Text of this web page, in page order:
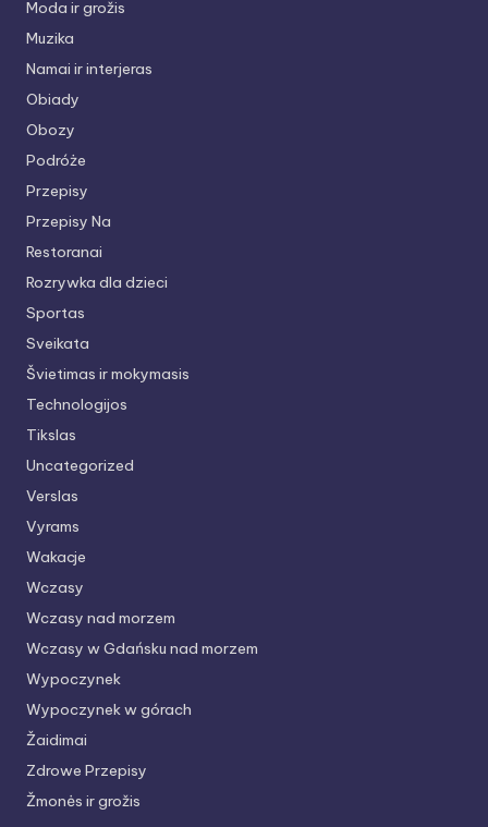
Moda ir grožis
Muzika
Namai ir interjeras
Obiady
Obozy
Podróże
Przepisy
Przepisy Na
Restoranai
Rozrywka dla dzieci
Sportas
Sveikata
Švietimas ir mokymasis
Technologijos
Tikslas
Uncategorized
Verslas
Vyrams
Wakacje
Wczasy
Wczasy nad morzem
Wczasy w Gdańsku nad morzem
Wypoczynek
Wypoczynek w górach
Žaidimai
Zdrowe Przepisy
Žmonės ir grožis